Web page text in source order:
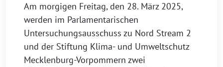
Am morgigen Freitag, den 28. März 2025,
werden im Parlamentarischen
Untersuchungsausschuss zu Nord Stream 2
und der Stiftung Klima- und Umweltschutz
Mecklenburg-Vorpommern zwei